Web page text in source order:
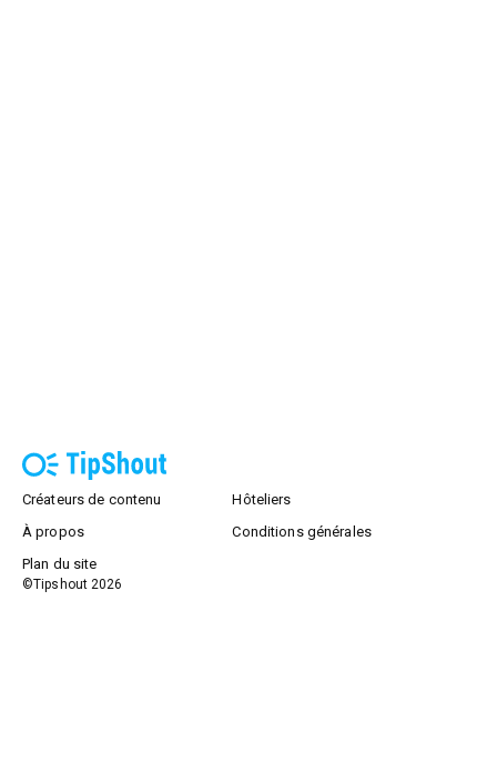
Créateurs de contenu
Hôteliers
À propos
Conditions générales
Plan du site
©Tipshout 2026